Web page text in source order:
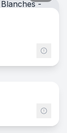
17